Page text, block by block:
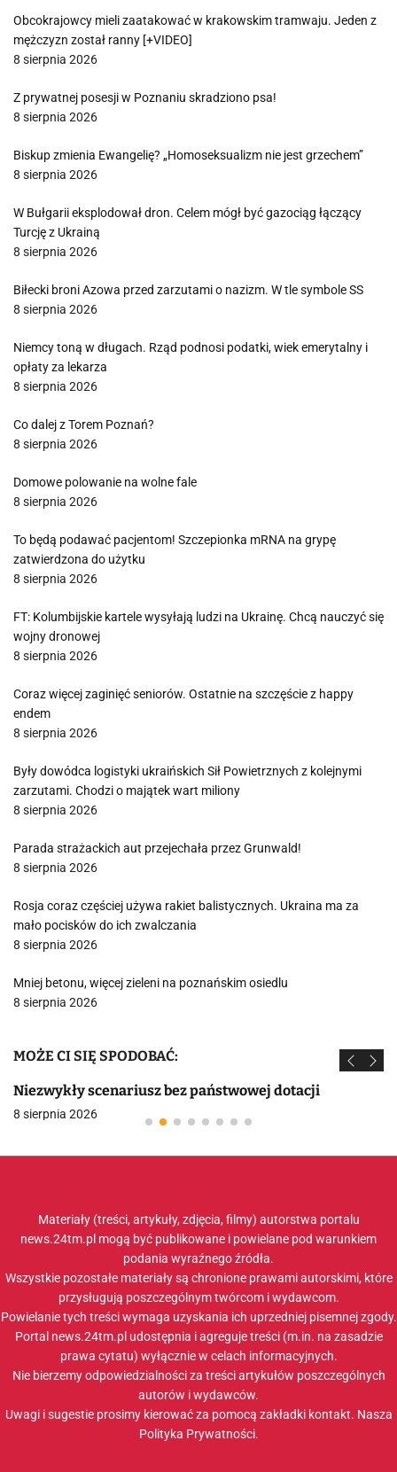
Obcokrajowcy mieli zaatakować w krakowskim tramwaju. Jeden z
mężczyzn został ranny [+VIDEO]
8 sierpnia 2026
Z prywatnej posesji w Poznaniu skradziono psa!
8 sierpnia 2026
Biskup zmienia Ewangelię? „Homoseksualizm nie jest grzechem”
8 sierpnia 2026
W Bułgarii eksplodował dron. Celem mógł być gazociąg łączący
Turcję z Ukrainą
8 sierpnia 2026
Biłecki broni Azowa przed zarzutami o nazizm. W tle symbole SS
8 sierpnia 2026
Niemcy toną w długach. Rząd podnosi podatki, wiek emerytalny i
opłaty za lekarza
8 sierpnia 2026
Co dalej z Torem Poznań?
8 sierpnia 2026
Domowe polowanie na wolne fale
8 sierpnia 2026
To będą podawać pacjentom! Szczepionka mRNA na grypę
zatwierdzona do użytku
8 sierpnia 2026
FT: Kolumbijskie kartele wysyłają ludzi na Ukrainę. Chcą nauczyć się
wojny dronowej
8 sierpnia 2026
Coraz więcej zaginięć seniorów. Ostatnie na szczęście z happy
endem
8 sierpnia 2026
Były dowódca logistyki ukraińskich Sił Powietrznych z kolejnymi
zarzutami. Chodzi o majątek wart miliony
8 sierpnia 2026
Parada strażackich aut przejechała przez Grunwald!
8 sierpnia 2026
Rosja coraz częściej używa rakiet balistycznych. Ukraina ma za
mało pocisków do ich zwalczania
8 sierpnia 2026
Mniej betonu, więcej zieleni na poznańskim osiedlu
8 sierpnia 2026
MOŻE CI SIĘ SPODOBAĆ:
Niezwykły scenariusz bez państwowej dotacji
8 sierpnia 2026
Materiały (treści, artykuły, zdjęcia, filmy) autorstwa portalu
news.24tm.pl mogą być publikowane i powielane pod warunkiem
podania wyraźnego źródła.
Wszystkie pozostałe materiały są chronione prawami autorskimi, które
przysługują poszczególnym twórcom i wydawcom.
Powielanie tych treści wymaga uzyskania ich uprzedniej pisemnej zgody.
Portal news.24tm.pl udostępnia i agreguje treści (m.in. na zasadzie
prawa cytatu) wyłącznie w celach informacyjnych.
Nie bierzemy odpowiedzialności za treści artykułów poszczególnych
autorów i wydawców.
Uwagi i sugestie prosimy kierować za pomocą zakładki kontakt. Nasza
Polityka Prywatności.